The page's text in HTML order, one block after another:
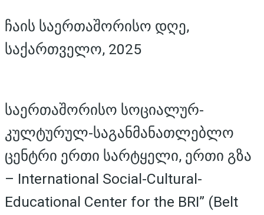
ჩაის საერთაშორისო დღე,
საქართველო, 2025
საერთაშორისო სოციალურ-
კულტურულ-საგანმანათლებლო
ცენტრი ერთი სარტყელი, ერთი გზა
– International Social-Cultural-
Educational Center for the BRI” (Belt